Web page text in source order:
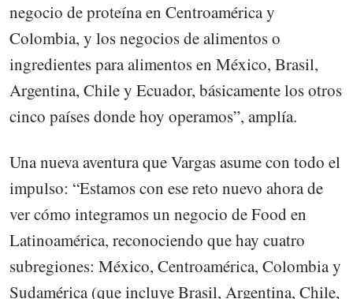
negocio de proteína en Centroamérica y
Colombia, y los negocios de alimentos o
ingredientes para alimentos en México, Brasil,
Argentina, Chile y Ecuador, básicamente los otros
cinco países donde hoy operamos”, amplía.
Una nueva aventura que Vargas asume con todo el
impulso: “Estamos con ese reto nuevo ahora de
ver cómo integramos un negocio de Food en
Latinoamérica, reconociendo que hay cuatro
subregiones: México, Centroamérica, Colombia y
Sudamérica (que incluye Brasil, Argentina, Chile,